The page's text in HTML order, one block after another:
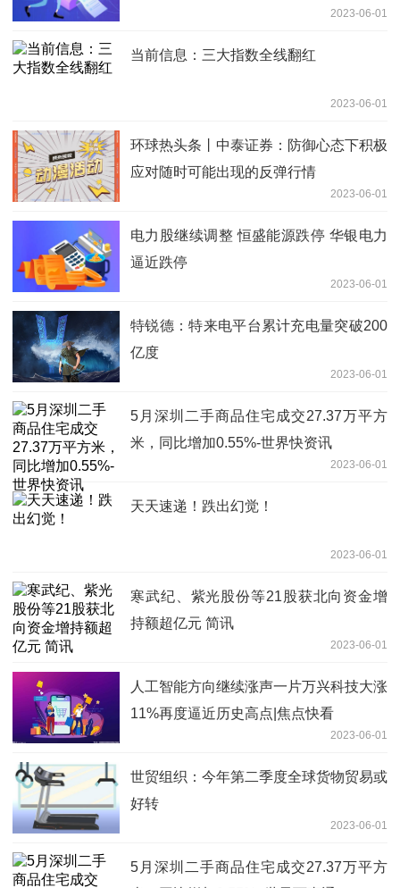
2023-06-01
当前信息：三大指数全线翻红
2023-06-01
环球热头条丨中泰证券：防御心态下积极
应对随时可能出现的反弹行情
2023-06-01
电力股继续调整 恒盛能源跌停 华银电力
逼近跌停
2023-06-01
特锐德：特来电平台累计充电量突破200
亿度
2023-06-01
5月深圳二手商品住宅成交27.37万平方
米，同比增加0.55%-世界快资讯
2023-06-01
天天速递！跌出幻觉！
2023-06-01
寒武纪、紫光股份等21股获北向资金增
持额超亿元 简讯
2023-06-01
人工智能方向继续涨声一片万兴科技大涨
11%再度逼近历史高点|焦点快看
2023-06-01
世贸组织：今年第二季度全球货物贸易或
好转
2023-06-01
5月深圳二手商品住宅成交27.37万平方